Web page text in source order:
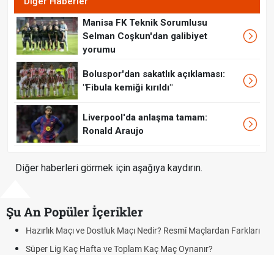
Manisa FK Teknik Sorumlusu
Selman Coşkun'dan galibiyet
yorumu
Boluspor'dan sakatlık açıklaması:
"Fibula kemiği kırıldı"
Liverpool'da anlaşma tamam:
Ronald Araujo
Diğer haberleri görmek için aşağıya kaydırın.
Şu An Popüler İçerikler
Resmî Maçlardan Farkları
Maç Oynanır?
Puan Durumunda AG, OM ve Diğer
Skor Ne Demek? Sporda Skor ve